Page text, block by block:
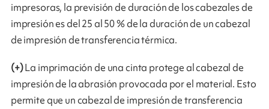
impresoras, la previsión de duración de los cabezales de
impresión es del 25 al 50 % de la duración de un cabezal
de impresión de transferencia térmica.
(+)La imprimación de una cinta protege al cabezal de
impresión de la abrasión provocada por el material. Esto
permite que un cabezal de impresión de transferencia